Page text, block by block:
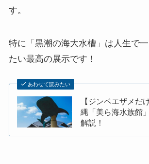
す。
特に「黒潮の海大水槽」は人生で
たい最高の展示です！
あわせて読みたい
【ジンベエザメだ
縄「美ら海水族館
解説！